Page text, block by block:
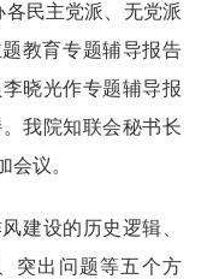
民主党派、无党派
教育专题辅导报告
晓光作专题辅导报
我院知联会秘书长
会议。
建设的历史逻辑、
突出问题等五个方